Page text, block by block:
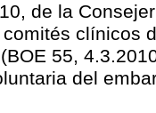
de la
clínicos
55,
del